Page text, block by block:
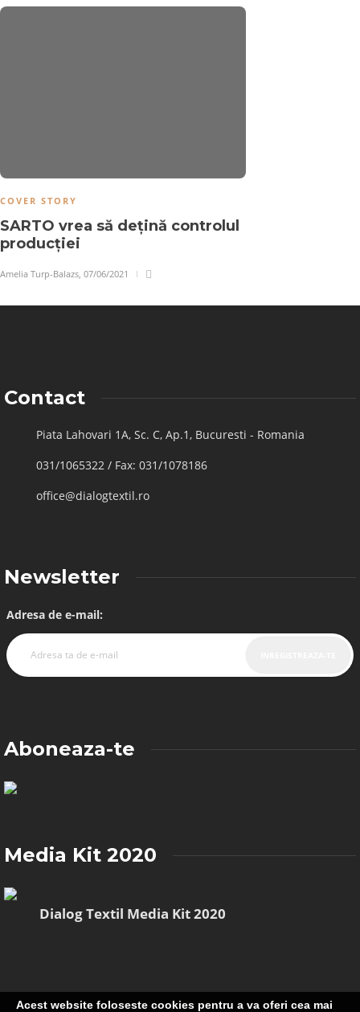
COVER STORY
SARTO vrea să dețină controlul
producției
Amelia Turp-Balazs, 07/06/2021
Contact
Piata Lahovari 1A, Sc. C, Ap.1, Bucuresti - Romania
031/1065322 / Fax: 031/1078186
office@dialogtextil.ro
Newsletter
Adresa de e-mail:
Aboneaza-te
Media Kit 2020
Dialog Textil Media Kit 2020
Acest website foloseste cookies pentru a va oferi cea mai